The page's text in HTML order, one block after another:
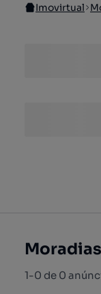
Imovirtual
1-0 de 0